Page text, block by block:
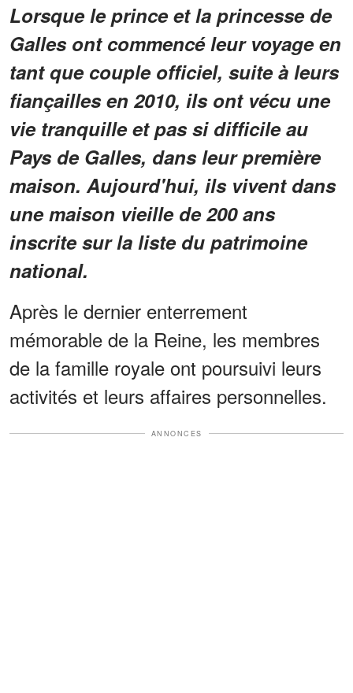
Lorsque le prince et la princesse de
Galles ont commencé leur voyage en
tant que couple officiel, suite à leurs
fiançailles en 2010, ils ont vécu une
vie tranquille et pas si difficile au
Pays de Galles, dans leur première
maison. Aujourd'hui, ils vivent dans
une maison vieille de 200 ans
inscrite sur la liste du patrimoine
national.
Après le dernier enterrement
mémorable de la Reine, les membres
de la famille royale ont poursuivi leurs
activités et leurs affaires personnelles.
ANNONCES